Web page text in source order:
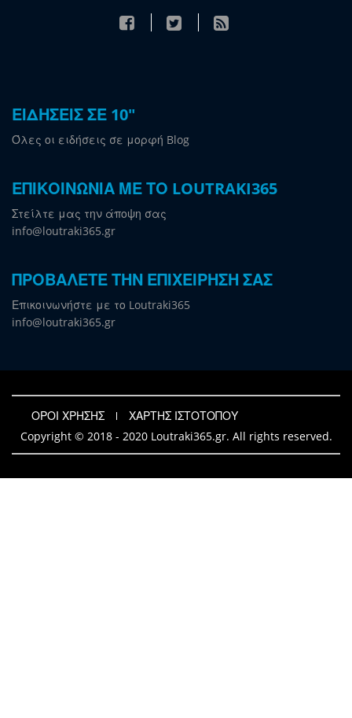
ΕΙΔΗΣΕΙΣ ΣΕ 10"
Όλες οι ειδήσεις σε μορφή Blog
ΕΠΙΚΟΙΝΩΝΙΑ ΜΕ ΤΟ LOUTRAKI365
Στείλτε μας την άποψη σας
info@loutraki365.gr
ΠΡΟΒΑΛΕΤΕ ΤΗΝ ΕΠΙΧΕΙΡΗΣΗ ΣΑΣ
Επικοινωνήστε με το Loutraki365
info@loutraki365.gr
ΟΡΟΙ ΧΡΗΣΗΣ
ΧΑΡΤΗΣ ΙΣΤΟΤΟΠΟΥ
Copyright © 2018 - 2020 Loutraki365.gr. All rights reserved.